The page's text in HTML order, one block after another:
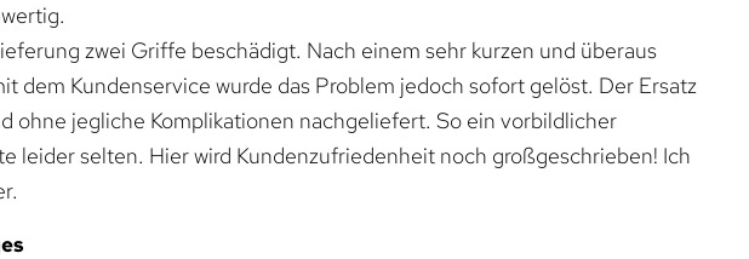
zwei Griffe beschädigt. Nach einem sehr kurzen und überaus
dem Kundenservice wurde das Problem jedoch sofort gelöst. Der Ersatz
ohne jegliche Komplikationen nachgeliefert. So ein vorbildlicher
leider selten. Hier wird Kundenzufriedenheit noch großgeschrieben! Ich